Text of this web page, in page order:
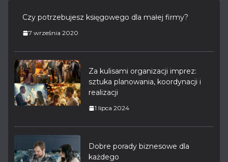
Czy potrzebujesz księgowego dla małej firmy?
7 września 2020
Za kulisami organizacji imprez:
sztuka planowania, koordynacji i
realizacji
1 lipca 2024
Dobre porady biznesowe dla
każdego